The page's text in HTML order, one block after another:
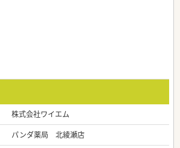
株式会社ワイエム
パンダ薬局 北綾瀬店